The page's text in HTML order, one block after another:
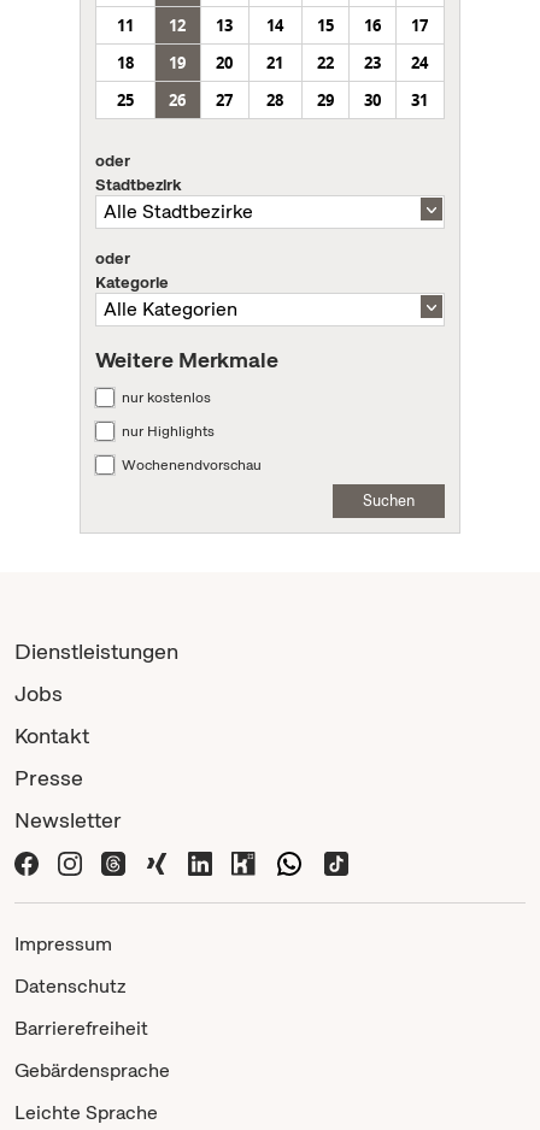
11
12 13 14 15 16
17
18
19 20 21 22 23
24
25
26 27 28 29 30 31
oder
Stadtbezirk
oder
Kategorie
Weitere Merkmale
nur kostenlos
nur Highlights
Wochenendvorschau
Suchen
Dienstleistungen
Jobs
Kontakt
Presse
Newsletter
Impressum
Datenschutz
Barrierefreiheit
Gebärdensprache
Leichte Sprache